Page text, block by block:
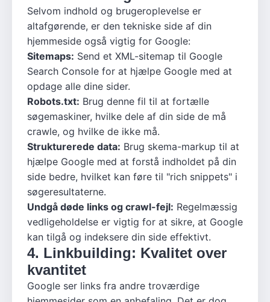
Selvom indhold og brugeroplevelse er
altafgørende, er den tekniske side af din
hjemmeside også vigtig for Google:
Sitemaps: Send et XML-sitemap til Google
Search Console for at hjælpe Google med at
opdage alle dine sider.
Robots.txt: Brug denne fil til at fortælle
søgemaskiner, hvilke dele af din side de må
crawle, og hvilke de ikke må.
Strukturerede data: Brug skema-markup til at
hjælpe Google med at forstå indholdet på din
side bedre, hvilket kan føre til "rich snippets" i
søgeresultaterne.
Undgå døde links og crawl-fejl: Regelmæssig
vedligeholdelse er vigtig for at sikre, at Google
kan tilgå og indeksere din side effektivt.
4. Linkbuilding: Kvalitet over
kvantitet
Google ser links fra andre troværdige